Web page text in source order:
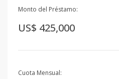
Monto del Préstamo:
US$ 425,000
Cuota Mensual: